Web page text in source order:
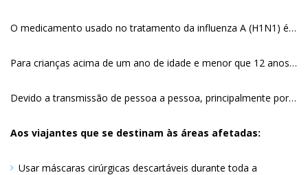
O medicamento usado no tratamento da influenza A (H1N1) é o mesmo para todas as pessoas: crianças, adolescentes, adultos, idosos, profissionais de saúde e grávidas. O que varia é a dosagem, que é dada em comprimido para adulto e em solução oral para crianças. O protocolo do Ministério da Saúde estabelece que a dose para adultos é de 75 miligramas, duas vezes ao dia, o que corresponde à ingestão de dois comprimidos diariamente, durante cinco dias.
Para crianças acima de um ano de idade e menor que 12 anos com menos de 40 quilos, as doses variam de acordo com o peso. Crianças com menos de 15 quilos devem tomar doses de 30 miligramas, de 15 a 23 quilos tomam doses de 45 miligramas, de 23 a 40 quilos recebem 40 miligramas em cada dose e acima de 40 quilos, 75 miligramas.
Devido a transmissão de pessoa a pessoa, principalmente por meio de tosse, espirro ou de secreções respiratórias de pessoas infectadas, o Ministério da Saúde do Brasil traz um série de recomendações.
Aos viajantes que se destinam às áreas afetadas:
Usar máscaras cirúrgicas descartáveis durante toda a